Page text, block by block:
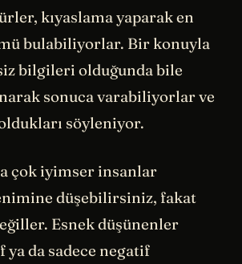
kıyaslama yaparak en
bulabiliyorlar. Bir konuyla
bilgileri olduğunda bile
sonuca varabiliyorlar ve
söyleniyor.
çok iyimser insanlar
düşebilirsiniz, fakat
Esnek düşünenler
ya da sadece negatif